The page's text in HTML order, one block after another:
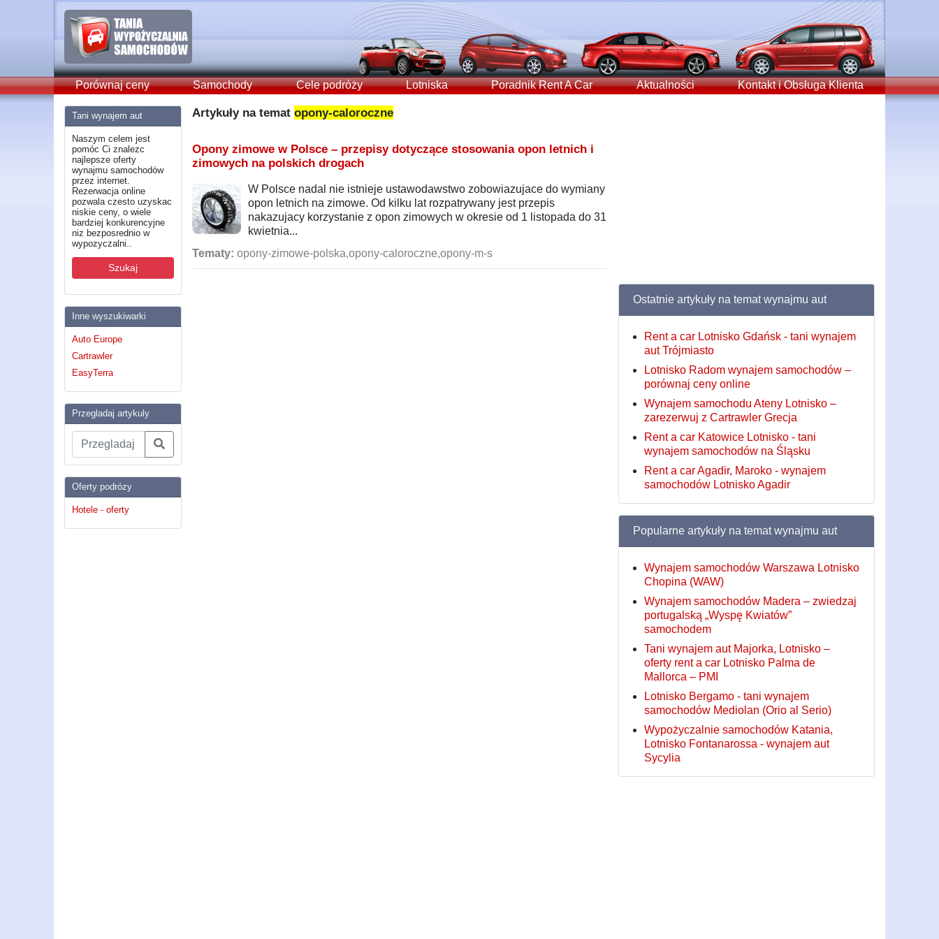
Porównaj ceny Samochody Cele podróży Lotniska Poradnik Rent A Car Aktualności Kontakt i Obsługa Klienta
Tani wynajem aut
Naszym celem jest
pomóc Ci znalezc
najlepsze oferty
wynajmu samochodów
przez internet.
Rezerwacja online
pozwala czesto uzyskac
niskie ceny, o wiele
bardziej konkurencyjne
niz bezposrednio w
wypozyczalni..
Szukaj
Inne wyszukiwarki
Auto Europe
Cartrawler
EasyTerra
Przegladaj artykuly
Oferty podrózy
Hotele - oferty
Artykuły na tematopony-caloroczne
Opony zimowe w Polsce – przepisy dotyczące stosowania opon letnich i
zimowych na polskich drogach
W Polsce nadal nie istnieje ustawodawstwo zobowiazujace do wymiany
opon letnich na zimowe. Od kilku lat rozpatrywany jest przepis
nakazujacy korzystanie z opon zimowych w okresie od 1 listopada do 31
kwietnia...
Tematy: opony-zimowe-polska,opony-caloroczne,opony-m-s
Ostatnie artykuły na temat wynajmu aut
Rent a car Lotnisko Gdańsk - tani wynajem
aut Trójmiasto
Lotnisko Radom wynajem samochodów –
porównaj ceny online
Wynajem samochodu Ateny Lotnisko –
zarezerwuj z Cartrawler Grecja
Rent a car Katowice Lotnisko - tani
wynajem samochodów na Śląsku
Rent a car Agadir, Maroko - wynajem
samochodów Lotnisko Agadir
Popularne artykuły na temat wynajmu aut
Wynajem samochodów Warszawa Lotnisko
Chopina (WAW)
Wynajem samochodów Madera – zwiedzaj
portugalską „Wyspę Kwiatów”
samochodem
Tani wynajem aut Majorka, Lotnisko –
oferty rent a car Lotnisko Palma de
Mallorca – PMI
Lotnisko Bergamo - tani wynajem
samochodów Mediolan (Orio al Serio)
Wypożyczalnie samochodów Katania,
Lotnisko Fontanarossa - wynajem aut
Sycylia